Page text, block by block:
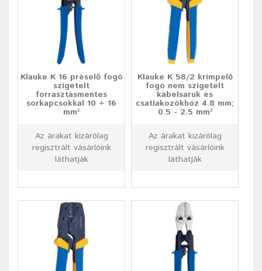
Klauke K 16 préselő fogó
szigetelt
forrasztásmentes
sorkapcsokkal 10 + 16
mm²
Az árakat kizárólag
regisztrált vásárlóink
láthatják
Klauke K 58/2 krimpelő
fogó nem szigetelt
kábelsaruk és
csatlakozókhoz 4.8 mm;
0.5 - 2.5 mm²
Az árakat kizárólag
regisztrált vásárlóink
láthatják